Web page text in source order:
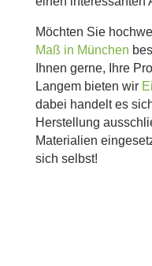
Möchten Sie
Maß in München
Ihnen gerne, Ihre
Langem bieten wir
dabei handelt es
Herstellung
Materialien
sich selbst!